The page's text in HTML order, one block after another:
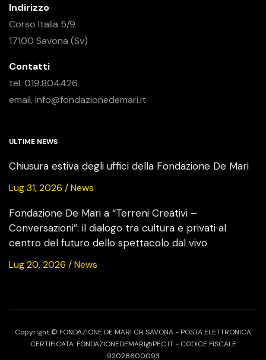
Indirizzo
Corso Italia 5/9
17100 Savona (Sv)
Contatti
tel. 019.804426
email. info@fondazionedemari.it
ULTIME NEWS
Chiusura estiva degli uffici della Fondazione De Mari
Lug 31, 2026 / News
Fondazione De Mari a “Terreni Creativi –
Conversazioni”: il dialogo tra cultura e privati al
centro del futuro dello spettacolo dal vivo
Lug 20, 2026 / News
Copyright © FONDAZIONE DE MARI CR SAVONA - POSTA ELETTRONICA
CERTIFICATA: FONDAZIONEDEMARI@PEC.IT - CODICE FISCALE
92028600093